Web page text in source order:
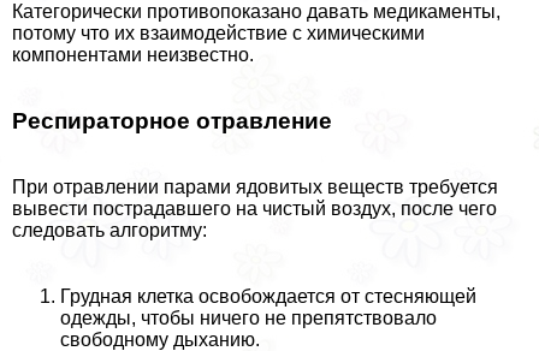
Категорически противопоказано давать медикаменты,
потому что их взаимодействие с химическими
компонентами неизвестно.
Респираторное отравление
При отравлении парами ядовитых веществ требуется
вывести пострадавшего на чистый воздух, после чего
следовать алгоритму:
Грудная клетка освобождается от стесняющей
одежды, чтобы ничего не препятствовало
свободному дыханию.